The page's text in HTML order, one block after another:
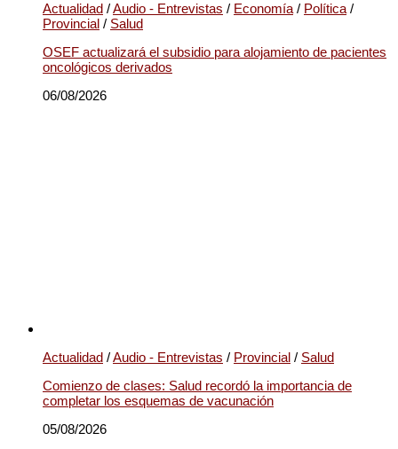
Actualidad /Audio - Entrevistas / Economía / Política /
Provincial / Salud
OSEF actualizará el subsidio para alojamiento de pacientes
oncológicos derivados
06/08/2026
Actualidad /Audio - Entrevistas / Provincial / Salud
Comienzo de clases: Salud recordó la importancia de
completar los esquemas de vacunación
05/08/2026